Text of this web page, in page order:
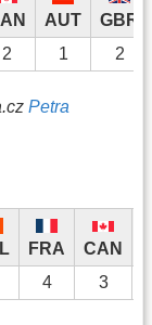
AUT
GBR
2 1 2
Petra
FRA CAN
4 3